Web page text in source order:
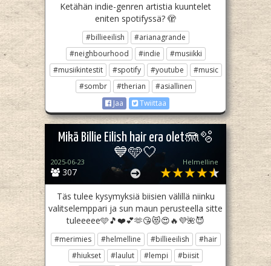
Ketähän indie-genren artistia kuuntelet
eniten spotifyssä? 🫣
#billieeilish
#arianagrande
#neighbourhood
#indie
#musiikki
#musiikintestit
#spotify #youtube
#music
#sombr
#therian
#asiallinen
Jaa
Twiittaa
Mikä Billie Eilish hair era olet🪼🫧
💙🩵🤍
307
2025-06-23 Helmelline
Täs tulee kysymyksiä biisien välillä niinku
valitselemppari ja sun maun perusteella sitte
tuleeeee🩵🎵❤️💕🫶😘😻😍🔥💜🌺😈
#merimies #helmelline #billieeilish
#hair
#hiukset
#laulut #lempi
#biisit